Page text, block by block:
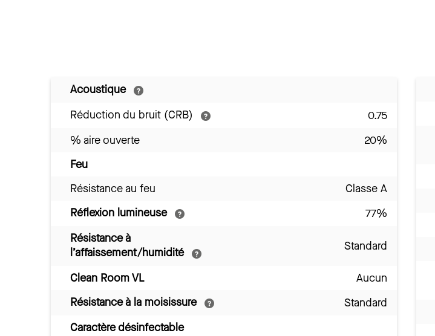
Acoustique
Réduction du bruit (CRB)
0.75
% aire ouverte
20%
Feu
Résistance au feu
Classe A
Réflexion lumineuse
77%
Résistance à
l’affaissement/humidité
Standard
Clean Room VL
Aucun
Résistance à la moisissure
Standard
Caractère désinfectable